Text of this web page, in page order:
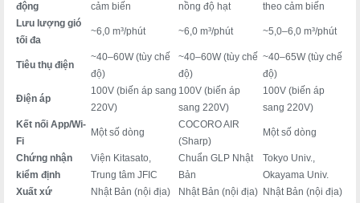
động
cảm biến
nồng độ hạt
theo cảm biến
Lưu lượng gió
tối đa
~6,0 m³/phút ~6,0 m³/phút ~5,0–6,0 m³/phút
Tiêu thụ điện
~40–60W (tùy chế
độ)
~40–60W (tùy chế
độ)
~40–65W (tùy chế
độ)
Điện áp
100V (biến áp sang
220V)
100V (biến áp
sang 220V)
100V (biến áp
sang 220V)
Kết nối App/Wi-
Fi
Một số dòng
COCORO AIR
(Sharp)
Một số dòng
Chứng nhận
kiểm định
Viện Kitasato,
Trung tâm JFIC
Chuẩn GLP Nhật
Bản
Tokyo Univ.,
Okayama Univ.
Xuất xứ
Nhật Bản (nội địa) Nhật Bản (nội địa) Nhật Bản (nội địa)